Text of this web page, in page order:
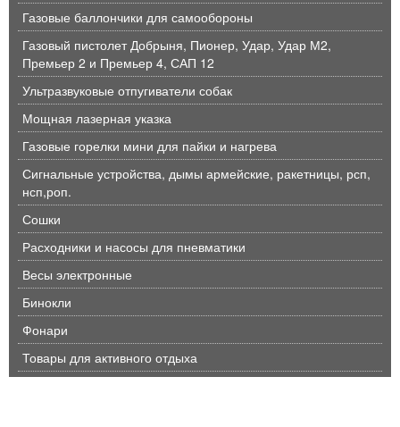
Газовые баллончики для самообороны
Газовый пистолет Добрыня, Пионер, Удар, Удар М2,
Премьер 2 и Премьер 4, САП 12
Ультразвуковые отпугиватели собак
Мощная лазерная указка
Газовые горелки мини для пайки и нагрева
Сигнальные устройства, дымы армейские, ракетницы, рсп,
нсп,роп.
Сошки
Расходники и насосы для пневматики
Весы электронные
Бинокли
Фонари
Товары для активного отдыха